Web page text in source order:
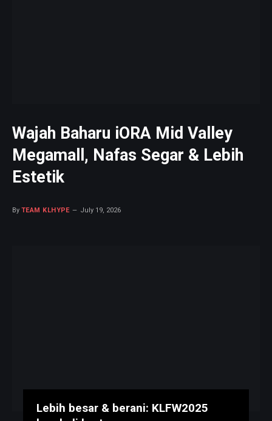
Wajah Baharu iORA Mid Valley
Megamall, Nafas Segar & Lebih
Estetik
By TEAM KLHYPE July 19, 2026
Lebih besar & berani: KLFW2025